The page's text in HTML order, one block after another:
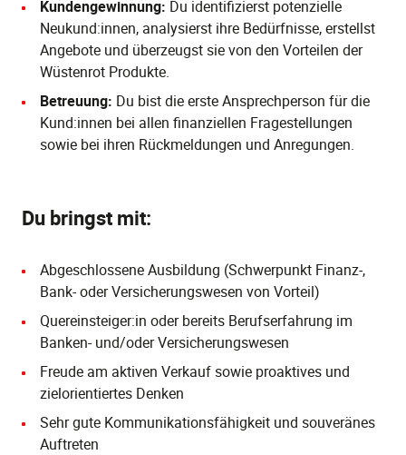
Kundengewinnung: Du identifizierst potenzielle
Neukund:innen, analysierst ihre Bedürfnisse, erstellst
Angebote und überzeugst sie von den Vorteilen der
Wüstenrot Produkte.
Betreuung: Du bist die erste Ansprechperson für die
Kund:innen bei allen finanziellen Fragestellungen
sowie bei ihren Rückmeldungen und Anregungen.
Du bringst mit:
Abgeschlossene Ausbildung (Schwerpunkt Finanz-,
Bank- oder Versicherungswesen von Vorteil)
Quereinsteiger:in oder bereits Berufserfahrung im
Banken- und/oder Versicherungswesen
Freude am aktiven Verkauf sowie proaktives und
zielorientiertes Denken
Sehr gute Kommunikationsfähigkeit und souveränes
Auftreten